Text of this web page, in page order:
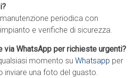
periodica con
e verifiche di sicurezza.
via WhatsApp per richieste urgenti?
momento suWhatsapp per
inviare una foto del guasto.